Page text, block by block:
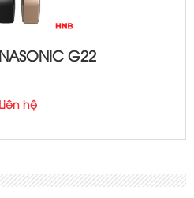
G22
Liên hệ